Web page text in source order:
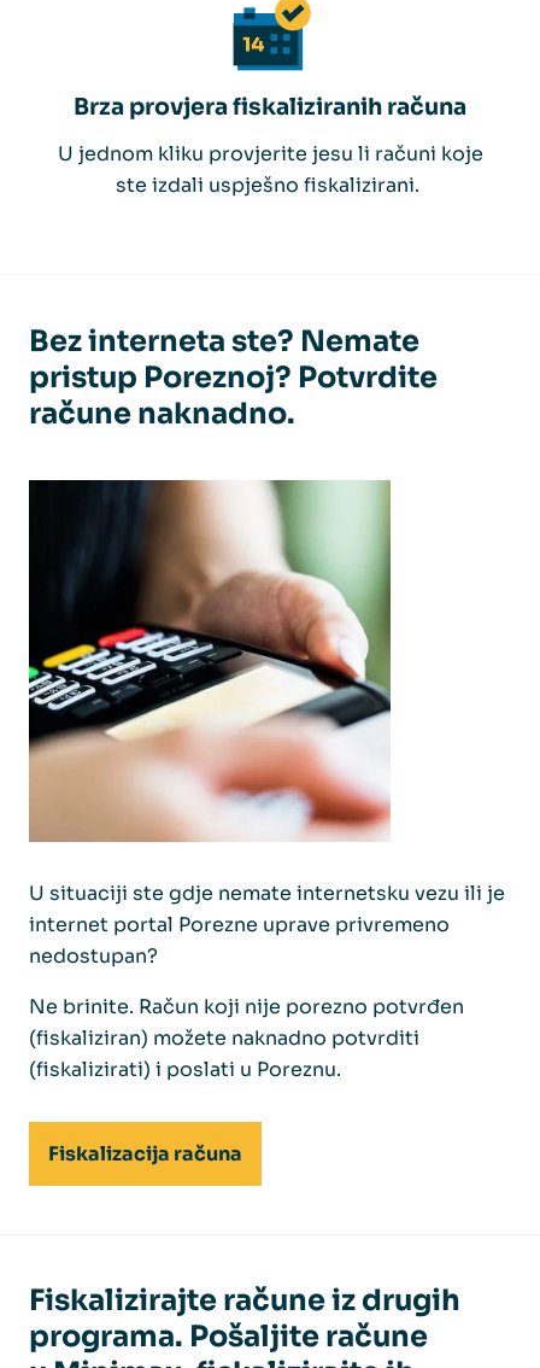
Brza provjera fiskaliziranih računa
U jednom kliku provjerite jesu li računi koje
ste izdali uspješno fiskalizirani.
Bez interneta ste? Nemate
pristup Poreznoj? Potvrdite
račune naknadno.
U situaciji ste gdje nemate internetsku vezu ili je
internet portal Porezne uprave privremeno
nedostupan?
Ne brinite. Račun koji nije porezno potvrđen
(fiskaliziran) možete naknadno potvrditi
(fiskalizirati) i poslati u Poreznu.
Fiskalizacija računa
Fiskalizirajte račune iz drugih
programa. Pošaljite račune